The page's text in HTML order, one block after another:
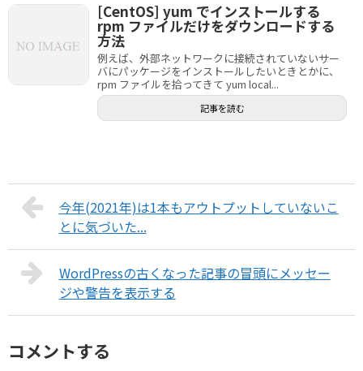
[CentOS] yum でインストールする
rpm ファイルだけをダウンロードする
方法
例えば、外部ネットワークに接続されていないサー
バにパッケージをインストールしたいときとかに、
rpm ファイルを拾ってきて yum local...
記事を読む
今年(2021年)は1本もアウトプットしていないこ
とに気づいた...
WordPressの古くなった記事の冒頭にメッセー
ジや警告を表示する
コメントする